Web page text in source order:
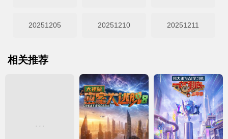
20251205 20251210 20251211
相关推荐